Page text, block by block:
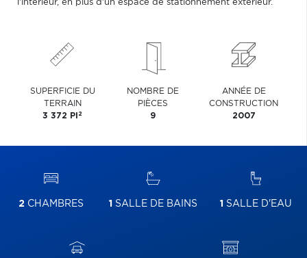
l'intérieur, en plus d'un espace de stationnement extérieur.
SUPERFICIE DU
TERRAIN
3 372 PI 2
NOMBRE DE
PIÈCES
9
ANNÉE DE
CONSTRUCTION
2007
2 CHAMBRES 1 SALLE DE BAINS 1 SALLE D'EAU